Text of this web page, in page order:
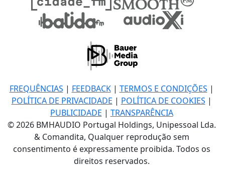
FREQUÊNCIAS | FEEDBACK| TERMOS E CONDIÇÕES |
POLÍTICA DE PRIVACIDADE | POLÍTICA DE COOKIES |
PUBLICIDADE | TRANSPARÊNCIA
© 2026 BMHAUDIO Portugal Holdings, Unipessoal Lda.
& Comandita, Qualquer reprodução sem
consentimento é expressamente proibida. Todos os
direitos reservados.